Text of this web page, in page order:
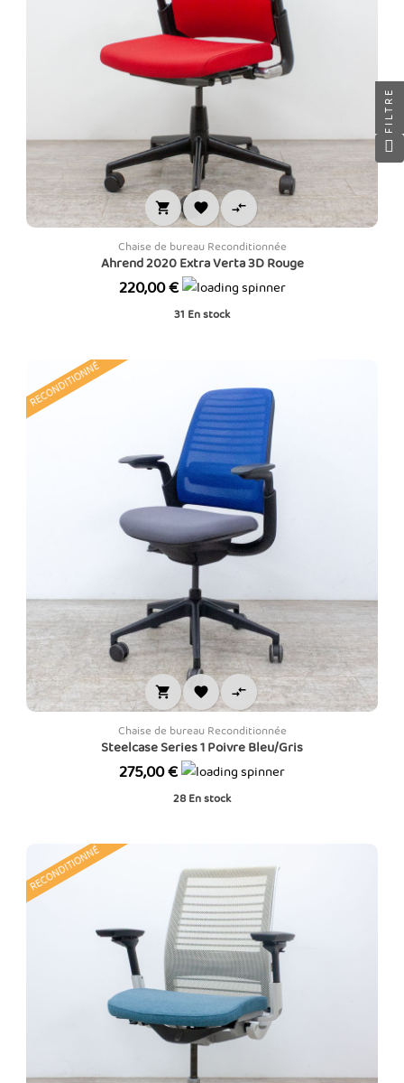
  
Chaise de bureau Reconditionnée
Ahrend 2020 Extra Verta 3D Rouge
Prix
220,00 €
31 En stock
RECONDITIONNÉ
  
Chaise de bureau Reconditionnée
Steelcase Series 1 Poivre Bleu/Gris
Prix
275,00 €
28 En stock
RECONDITIONNÉ
FILTRE